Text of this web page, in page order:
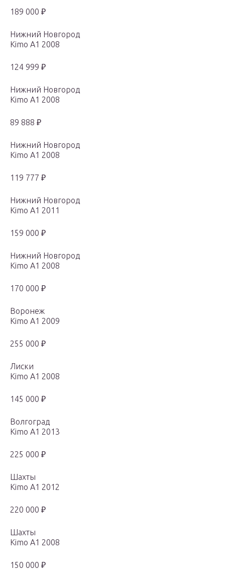
189 000 ₽
Нижний Новгород
Kimo A1 2008
124 999 ₽
Нижний Новгород
Kimo A1 2008
89 888 ₽
Нижний Новгород
Kimo A1 2008
119 777 ₽
Нижний Новгород
Kimo A1 2011
159 000 ₽
Нижний Новгород
Kimo A1 2008
170 000 ₽
Воронеж
Kimo A1 2009
255 000 ₽
Лиски
Kimo A1 2008
145 000 ₽
Волгоград
Kimo A1 2013
225 000 ₽
Шахты
Kimo A1 2012
220 000 ₽
Шахты
Kimo A1 2008
150 000 ₽